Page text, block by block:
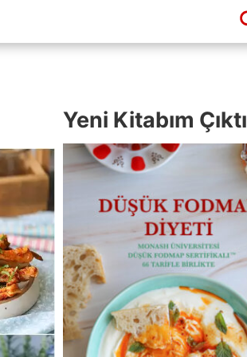
Yeni Kitabım Çıktı